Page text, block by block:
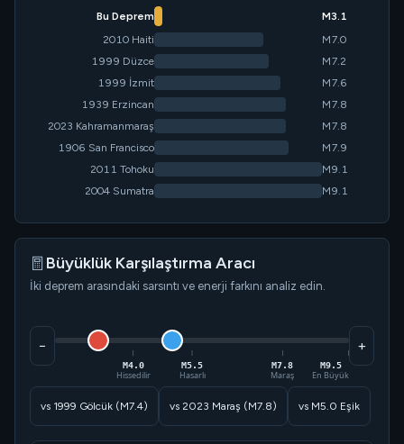
Bu Deprem
M3.1
2010 Haiti
M7.0
1999 Düzce
M7.2
1999 İzmit
M7.6
1939 Erzincan
M7.8
2023 Kahramanmaraş
M7.8
1906 San Francisco
M7.9
2011 Tohoku
M9.1
2004 Sumatra
M9.1
Büyüklük Karşılaştırma Aracı
İki deprem arasındaki sarsıntı ve enerji farkını analiz edin.
−
M4.0
Hissedilir
M5.5
Hasarlı
M7.8
Maraş
M9.5
En Büyük
+
vs 1999 Gölcük (M7.4) vs 2023 Maraş (M7.8) vs M5.0 Eşik